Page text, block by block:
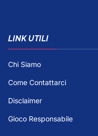
LINK UTILI
Chi Siamo
Come Contattarci
Disclaimer
Gioco Responsabile